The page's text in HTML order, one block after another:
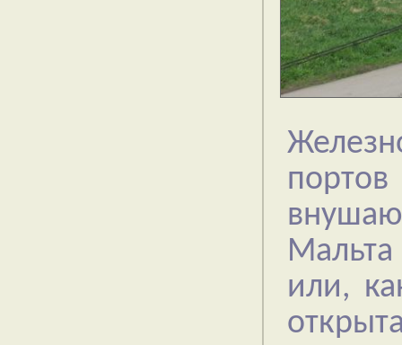
или,